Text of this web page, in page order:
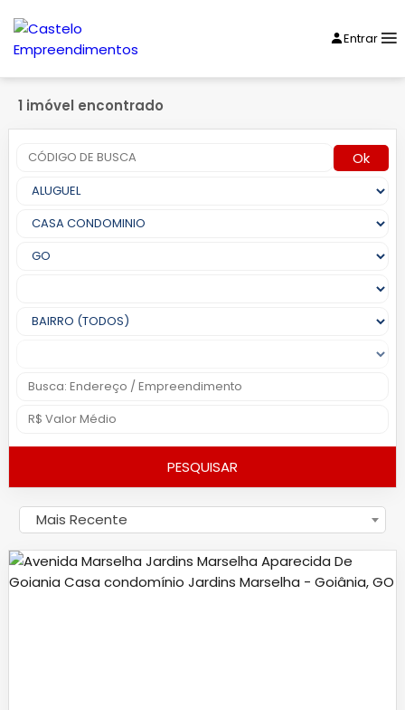
Entrar
1 imóvel encontrado
Ok
PESQUISAR
Mais Recente